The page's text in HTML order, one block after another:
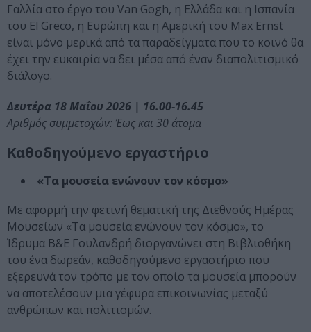
Γαλλία στο έργο του Van Gogh, η Ελλάδα και η Ισπανία
του El Greco, η Ευρώπη και η Αμερική του Max Ernst
είναι μόνο μερικά από τα παραδείγματα που το κοινό θα
έχει την ευκαιρία να δει μέσα από έναν διαπολιτισμικό
διάλογο.
Δευτέρα 18 Μαΐου 2026 | 16.00-16.45
Αριθμός συμμετοχών: Έως και 30 άτομα
Καθοδηγούμενο εργαστήριο
«Τα μουσεία ενώνουν τον κόσμο»
Με αφορμή την φετινή θεματική της Διεθνούς Ημέρας
Μουσείων «Τα μουσεία ενώνουν τον κόσμο», το
Ίδρυμα Β&Ε Γουλανδρή διοργανώνει στη Βιβλιοθήκη
του ένα δωρεάν, καθοδηγούμενο εργαστήριο που
εξερευνά τον τρόπο με τον οποίο τα μουσεία μπορούν
να αποτελέσουν μια γέφυρα επικοινωνίας μεταξύ
ανθρώπων και πολιτισμών.